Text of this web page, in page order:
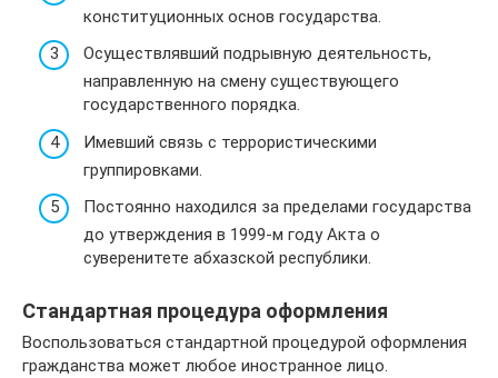
конституционных основ государства.
Осуществлявший подрывную деятельность,
направленную на смену существующего
государственного порядка.
Имевший связь с террористическими
группировками.
Постоянно находился за пределами государства
до утверждения в 1999-м году Акта о
суверенитете абхазской республики.
Стандартная процедура оформления
Воспользоваться стандартной процедурой оформления
гражданства может любое иностранное лицо.